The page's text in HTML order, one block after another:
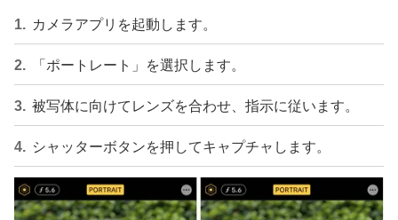
カメラアプリを起動します。
「ポートレート」を選択します。
被写体に向けてレンズを合わせ、指示に従います。
シャッターボタンを押してキャプチャします。